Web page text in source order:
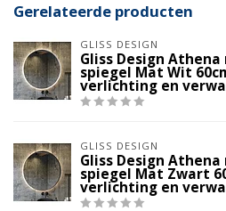
Gerelateerde producten
GLISS DESIGN
Gliss Design Athena
spiegel Mat Wit
verlichting en
GLISS DESIGN
Gliss Design Athena
spiegel Mat Zwart
verlichting en